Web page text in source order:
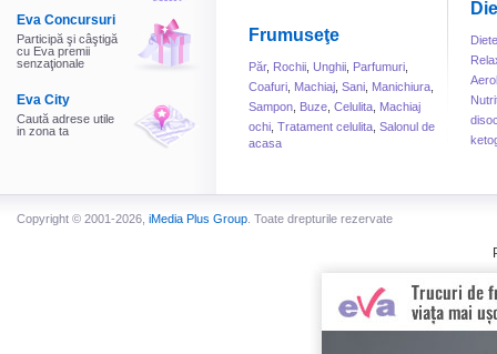
Eva Concursuri
Participă şi câştigă
cu Eva premii
senzaţionale
Eva City
Caută adrese utile
in zona ta
Frumuseţe
Păr, Rochii Unghii Parfumuri
Coafuri Machiaj Sani Manichiura
Sampon Buze Celulita Machiaj
ochi Tratament celulita Salonul de
acasa
Diete
Copyright © 2001-2026, iMedia Plus Group . Toate drepturile rezervate